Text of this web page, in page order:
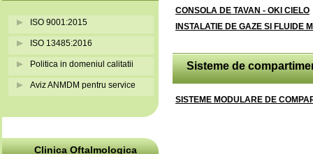
ISO 9001:2015
ISO 13485:2016
Politica in domeniul calitatii
Aviz ANMDM pentru service
Clinica Oftalmologica
CONSOLA DE TAVAN - OKI CIELO
INSTALATIE DE GAZE SI FLUIDE
Sisteme de
SISTEME MODULARE DE